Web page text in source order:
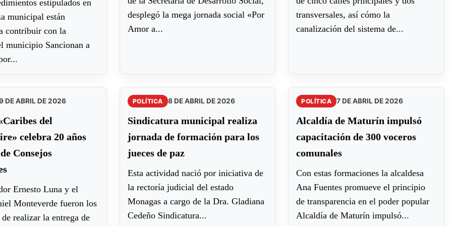
estipulados en
municipal están
contribuir con la
municipio Sancionan a
desplegó la mega jornada social «Por
Amor a...
transversales, así cómo la
canalización del sistema de...
DE ABRIL DE 2026
del
celebra 20 años
Consejos
Ernesto Luna y el
Monteverde fueron los
de realizar la entrega de
POLÍTICA 8 DE ABRIL DE 2026
Sindicatura municipal realiza
jornada de formación para los
jueces de paz
Esta actividad nació por iniciativa de
la rectoría judicial del estado
Monagas a cargo de la Dra. Gladiana
Cedeño Sindicatura...
POLÍTICA 7 DE ABRIL DE 2026
Alcaldía de Maturín impulsó
capacitación de 300 voceros
comunales
Con estas formaciones la alcaldesa
Ana Fuentes promueve el principio
de transparencia en el poder popular
Alcaldía de Maturín impulsó...